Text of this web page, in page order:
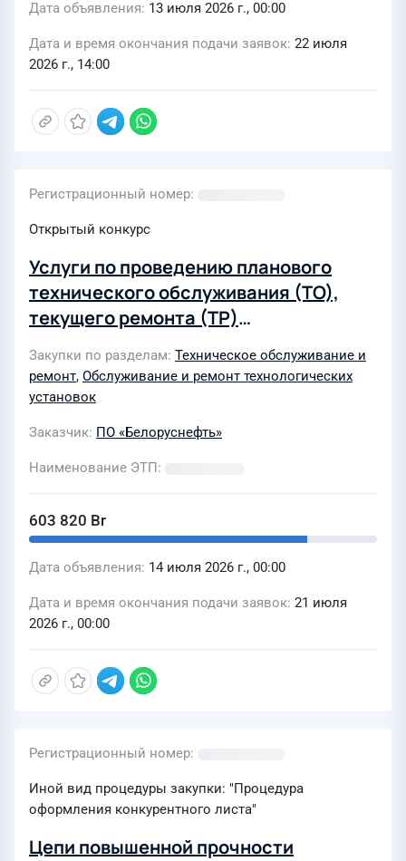
Дата объявления 13 июля 2026 г., 00:00
Дата и время окончания подачи заявок 22 июля
2026 г., 14:00
Регистрационный номер
Открытый конкурс
Услуги по проведению планового
технического обслуживания (ТО),
текущего ремонта (ТР)
технологического оборудования
установки доильной модульной с
программным управлением стадом
«Унибокс» молочно-товарного
комплекса РУП «Белоруснефть-
Могилевоблнефтепродукт» СХФ
«Чигиринка»
Закупки по разделам Техническое обслуживание и
ремонт, Обслуживание и ремонт технологических
установок
Заказчик ПО «Белоруснефть»
Наименование ЭТП
603 820 Br
Дата объявления 14 июля 2026 г., 00:00
Дата и время окончания подачи заявок 21 июля
2026 г., 00:00
Регистрационный номер
Иной вид процедуры закупки: "Процедура
оформления конкурентного листа"
Цепи повышенной прочности